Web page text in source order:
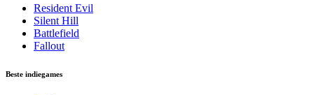
Resident Evil
Silent Hill
Battlefield
Fallout
Beste indiegames